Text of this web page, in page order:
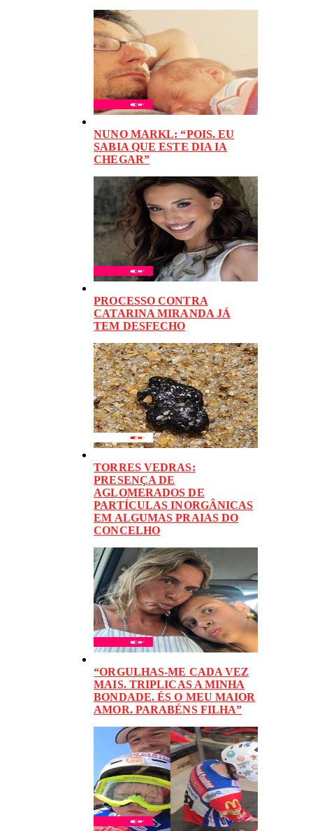
NUNO MARKL: “POIS. EU
SABIA QUE ESTE DIA IA
CHEGAR”
PROCESSO CONTRA
CATARINA MIRANDA JÁ
TEM DESFECHO
TORRES VEDRAS:
PRESENÇA DE
AGLOMERADOS DE
PARTÍCULAS INORGÂNICAS
EM ALGUMAS PRAIAS DO
CONCELHO
“ORGULHAS-ME CADA VEZ
MAIS. TRIPLICAS A MINHA
BONDADE. ÉS O MEU MAIOR
AMOR. PARABÉNS FILHA”